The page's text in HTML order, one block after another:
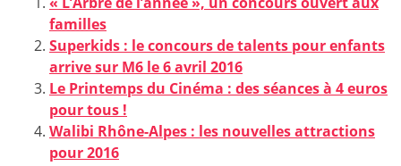
familles
Superkids : le concours de talents pour enfants
arrive sur M6 le 6 avril 2016
Le Printemps du Cinéma : des séances à 4 euros
pour tous !
Walibi Rhône-Alpes : les nouvelles attractions
pour 2016